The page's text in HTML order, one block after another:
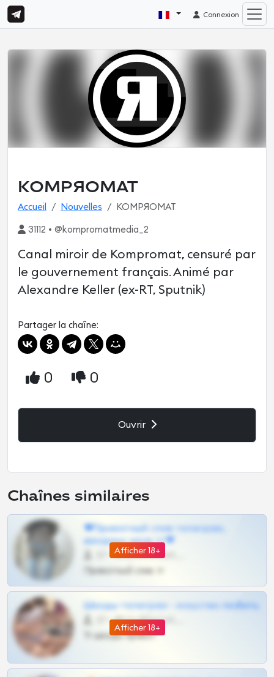
Connexion
KOMPЯOMAT
Accueil Nouvelles KOMPЯOMAT
31112 • @kompromatmedia_2
Canal miroir de Kompromat, censuré par
le gouvernement français. Animé par
Alexandre Keller (ex-RT, Sputnik)
Partager la chaîne:
0 0
Ouvrir
Chaînes similaires
Afficher 18+
❤Приватный слив телеграм,
шкодных шкур тг❤
57 •
Приватный слив тг
Afficher 18+
Шкоды телеграм - искуство любить
27 •
Тг шкоды приват